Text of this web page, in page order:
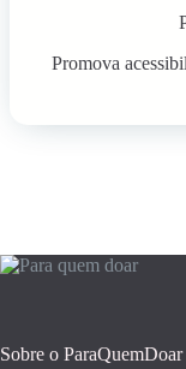
Promova
Sobre o ParaQuemDoar